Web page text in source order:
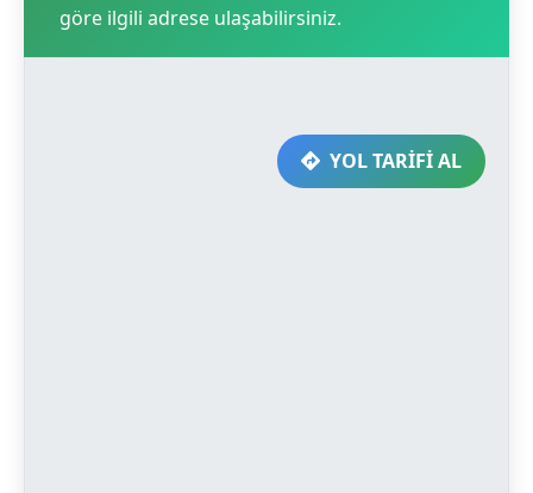
göre ilgili adrese ulaşabilirsiniz.
YOL TARİFİ AL